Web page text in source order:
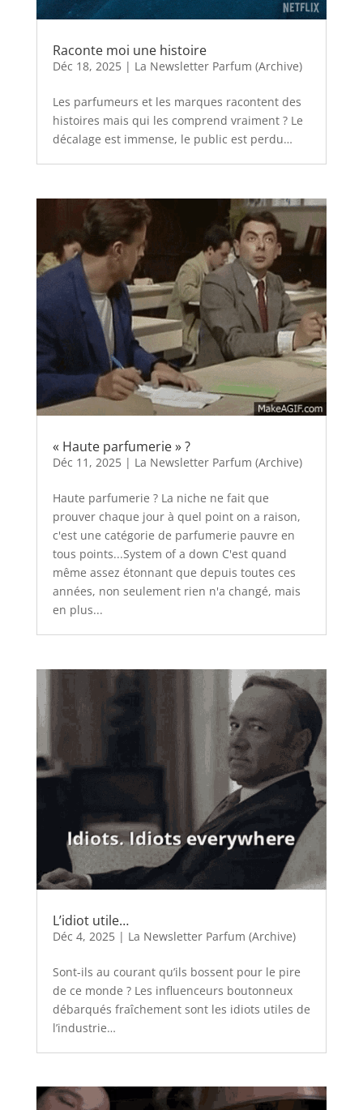
Raconte moi une histoire
Déc 18, 2025| La Newsletter Parfum (Archive)
Les parfumeurs et les marques racontent des
histoires mais qui les comprend vraiment ? Le
décalage est immense, le public est perdu…
« Haute parfumerie » ?
Déc 11, 2025| La Newsletter Parfum (Archive)
Haute parfumerie ? La niche ne fait que
prouver chaque jour à quel point on a raison,
c'est une catégorie de parfumerie pauvre en
tous points...System of a down C'est quand
même assez étonnant que depuis toutes ces
années, non seulement rien n'a changé, mais
en plus...
L’idiot utile…
Déc 4, 2025| La Newsletter Parfum (Archive)
Sont-ils au courant qu’ils bossent pour le pire
de ce monde ? Les influenceurs boutonneux
débarqués fraîchement sont les idiots utiles de
l’industrie…